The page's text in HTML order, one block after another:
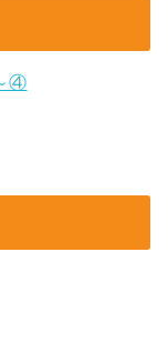
④